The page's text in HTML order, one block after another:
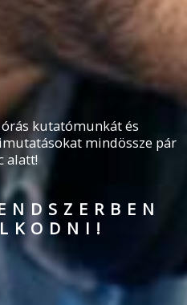
kutatómunkát és
mindössze pár
alatt!